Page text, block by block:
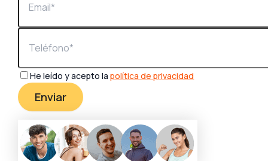
He leído y acepto lapolítica de privacidad